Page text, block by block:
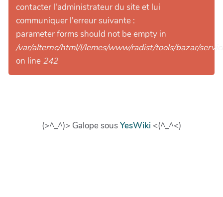
contacter l'administrateur du site et lui
communiquer l'erreur suivante :
parameter forms should not be empty in
/var/alternc/html/l/lemes/www/radist/tools/bazar/
on line 242
(>^_^)> Galope sousYesWiki <(^_^<)